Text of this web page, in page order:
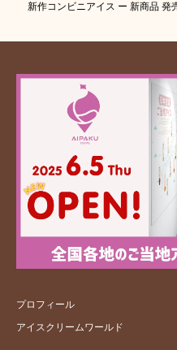
新作コンビニアイス ー 新商品 発
プロフィール
アイスクリームワールド